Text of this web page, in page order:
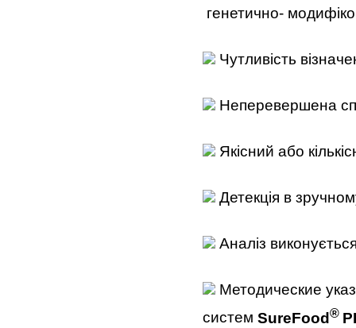
генетично-
Чутливість
Неперевершена
Якісний або
Детекція в
Аналіз
Методические
систем SureFood®